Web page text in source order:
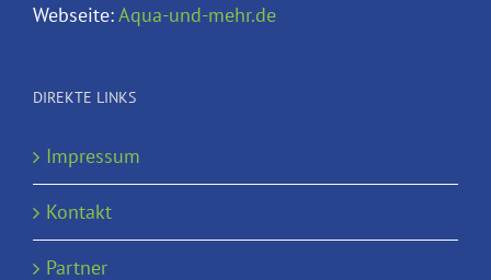
Webseite:Aqua-und-mehr.de
DIREKTE LINKS
Impressum
Kontakt
Partner